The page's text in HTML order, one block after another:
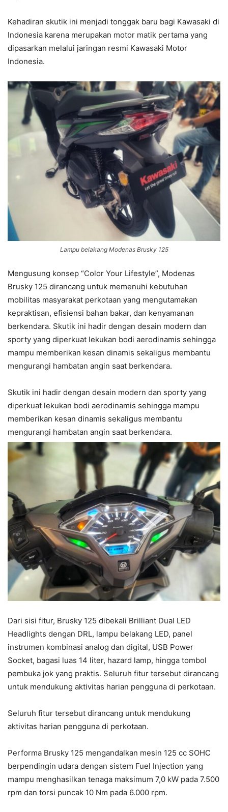
Kehadiran skutik ini menjadi tonggak baru bagi Kawasaki di
Indonesia karena merupakan motor matik pertama yang
dipasarkan melalui jaringan resmi Kawasaki Motor
Indonesia.
Lampu belakang Modenas Brusky 125
Mengusung konsep “Color Your Lifestyle”, Modenas
Brusky 125 dirancang untuk memenuhi kebutuhan
mobilitas masyarakat perkotaan yang mengutamakan
kepraktisan, efisiensi bahan bakar, dan kenyamanan
berkendara. Skutik ini hadir dengan desain modern dan
sporty yang diperkuat lekukan bodi aerodinamis sehingga
mampu memberikan kesan dinamis sekaligus membantu
mengurangi hambatan angin saat berkendara.
Skutik ini hadir dengan desain modern dan sporty yang
diperkuat lekukan bodi aerodinamis sehingga mampu
memberikan kesan dinamis sekaligus membantu
mengurangi hambatan angin saat berkendara.
Dari sisi fitur, Brusky 125 dibekali Brilliant Dual LED
Headlights dengan DRL, lampu belakang LED, panel
instrumen kombinasi analog dan digital, USB Power
Socket, bagasi luas 14 liter, hazard lamp, hingga tombol
pembuka jok yang praktis. Seluruh fitur tersebut dirancang
untuk mendukung aktivitas harian pengguna di perkotaan.
Seluruh fitur tersebut dirancang untuk mendukung
aktivitas harian pengguna di perkotaan.
Performa Brusky 125 mengandalkan mesin 125 cc SOHC
berpendingin udara dengan sistem Fuel Injection yang
mampu menghasilkan tenaga maksimum 7,0 kW pada 7.500
rpm dan torsi puncak 10 Nm pada 6.000 rpm.